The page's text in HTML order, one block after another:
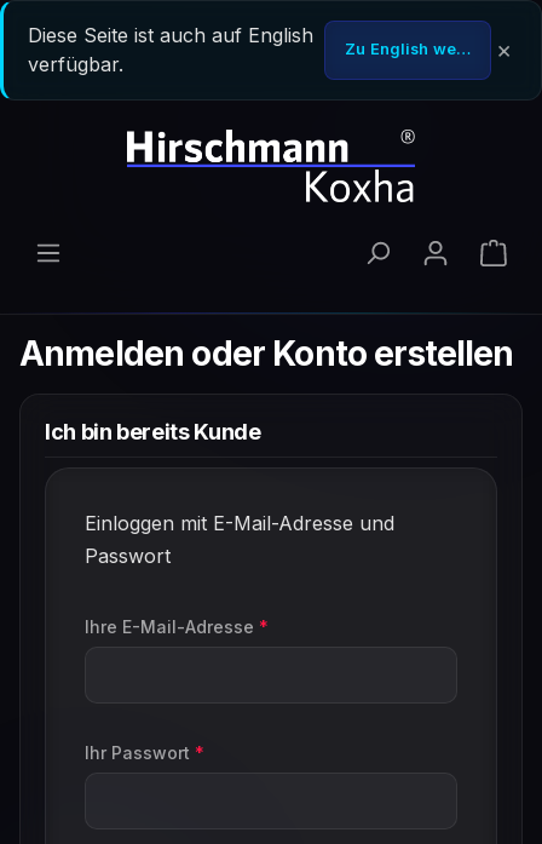
Zum Hauptinhalt springen
Diese Seite ist auch auf English
verfügbar.
Zu English wechseln ×
Anmelden oder Konto erstellen
Ich bin bereits Kunde
Einloggen mit E-Mail-Adresse und
Passwort
Ihre E-Mail-Adresse *
Ihr Passwort *